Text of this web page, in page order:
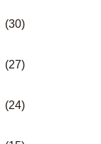
(30)
(27)
(24)